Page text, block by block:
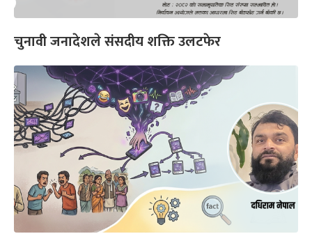
चुनावी जनादेशले संसदीय शक्ति उलटफेर